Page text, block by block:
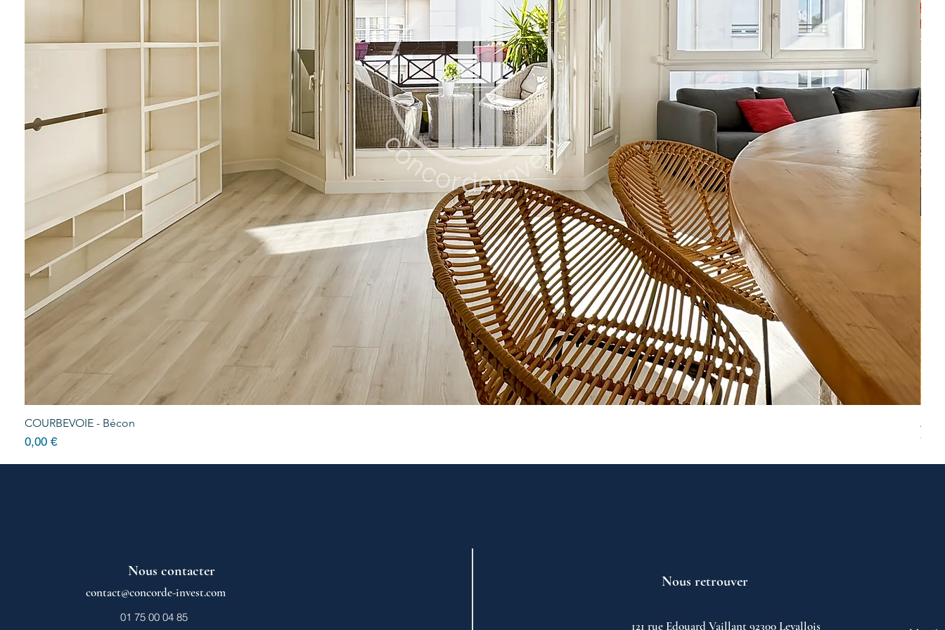
COURBEVOIE - Bécon
Prix
0,00 € Prix
749
Nous contacter
contact@concorde-invest.com
01 75 00 04 85
Nous retrouver
121 rue Edouard Vaillant 92300 Levallois